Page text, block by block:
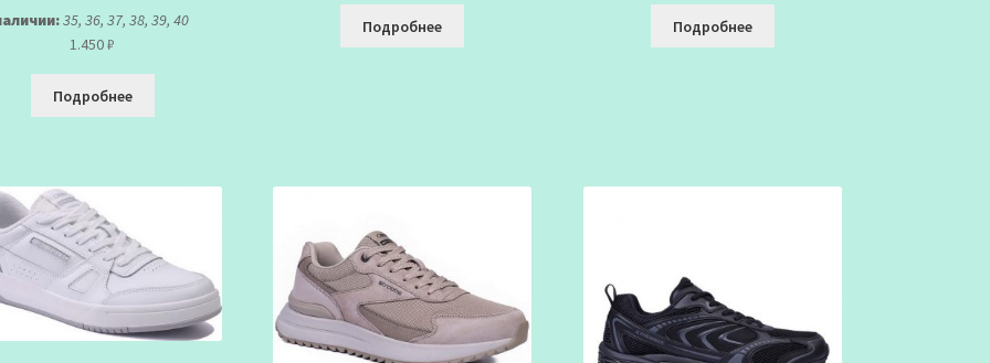
35, 36, 37, 38, 39, 40
1.450₽
Подробнее
Подробнее Подробнее